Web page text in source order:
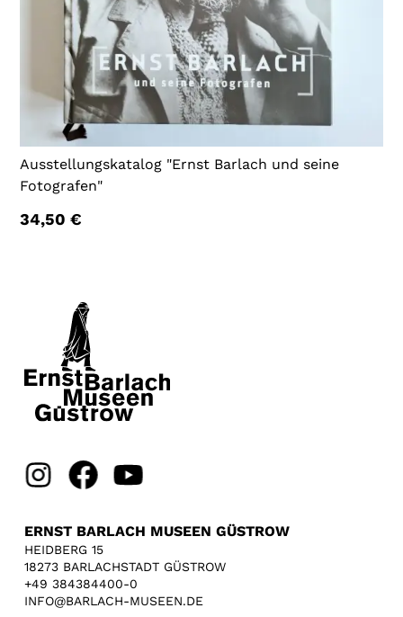
Ausstellungskatalog "Ernst Barlach und seine
Fotografen"
34,50€
ERNST BARLACH MUSEEN GÜSTROW
HEIDBERG 15
18273 BARLACHSTADT GÜSTROW
+49 384384400-0
INFO@BARLACH-MUSEEN.DE